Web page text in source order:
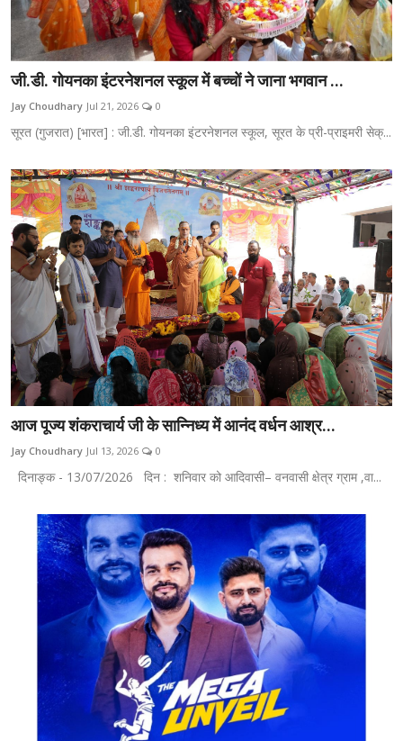
जी.डी. गोयनका इंटरनेशनल स्कूल में बच्चों ने जाना भगवान ...
Jay Choudhary Jul 21, 2026 0
सूरत (गुजरात) [भारत] : जी.डी. गोयनका इंटरनेशनल स्कूल, सूरत के प्री-प्राइमरी सेक्...
आज पूज्य शंकराचार्य जी के सान्निध्य में आनंद वर्धन आश्र...
Jay Choudhary Jul 13, 2026 0
दिनाङ्क - 13/07/2026 दिन : शनिवार को आदिवासी– वनवासी क्षेत्र ग्राम ,वा...